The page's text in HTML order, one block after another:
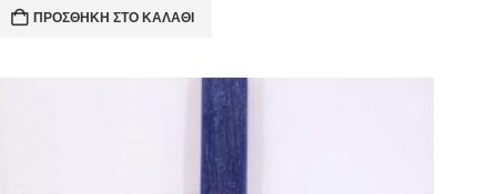
ΠΡΟΣΘΉΚΗ ΣΤΟ ΚΑΛΆΘΙ